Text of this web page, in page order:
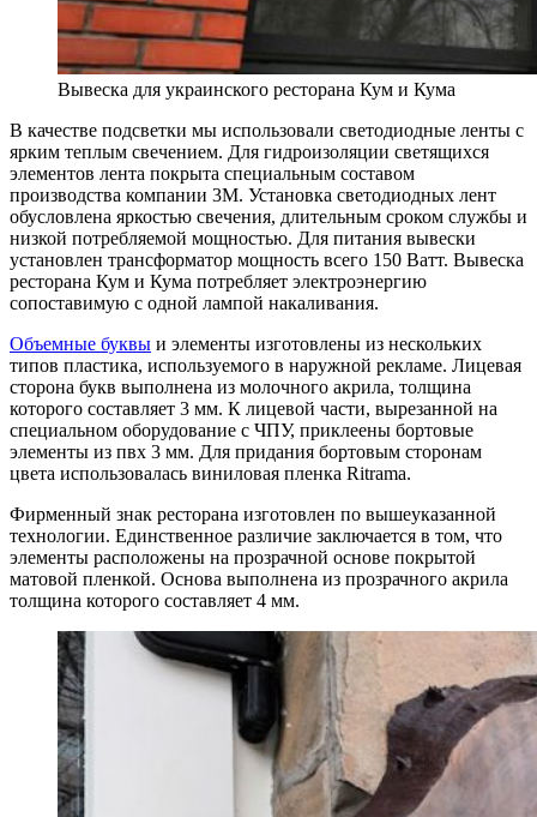
Вывеска для украинского ресторана Кум и Кума
В качестве подсветки мы использовали светодиодные ленты с
ярким теплым свечением. Для гидроизоляции светящихся
элементов лента покрыта специальным составом
производcтва компании 3M. Установка светодиодных лент
обусловлена яркостью свечения, длительным сроком службы и
низкой потребляемой мощностью. Для питания вывески
установлен трансформатор мощность всего 150 Ватт. Вывеска
ресторана Кум и Кума потребляет электроэнергию
сопоставимую с одной лампой накаливания.
Объемные буквы и элементы изготовлены из нескольких
типов пластика, используемого в наружной рекламе. Лицевая
сторона букв выполнена из молочного акрила, толщина
которого составляет 3 мм. К лицевой части, вырезанной на
специальном оборудование с ЧПУ, приклеены бортовые
элементы из пвх 3 мм. Для придания бортовым сторонам
цвета использовалась виниловая пленка Ritrama.
Фирменный знак ресторана изготовлен по вышеуказанной
технологии. Единственное различие заключается в том, что
элементы расположены на прозрачной основе покрытой
матовой пленкой. Основа выполнена из прозрачного акрила
толщина которого составляет 4 мм.